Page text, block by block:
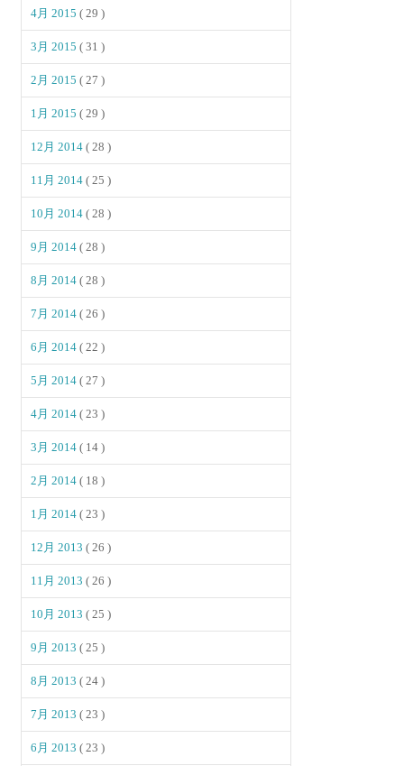
4月 2015( 29 )
3月 2015( 31 )
2月 2015( 27 )
1月 2015( 29 )
12月 2014( 28 )
11月 2014( 25 )
10月 2014( 28 )
9月 2014( 28 )
8月 2014( 28 )
7月 2014( 26 )
6月 2014( 22 )
5月 2014( 27 )
4月 2014( 23 )
3月 2014( 14 )
2月 2014( 18 )
1月 2014( 23 )
12月 2013( 26 )
11月 2013( 26 )
10月 2013( 25 )
9月 2013( 25 )
8月 2013( 24 )
7月 2013( 23 )
6月 2013( 23 )